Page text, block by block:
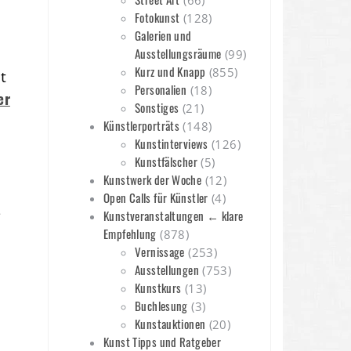
Fotokunst (128)
Galerien und
Ausstellungsräume (99)
Kurz und Knapp (855)
Personalien (18)
Sonstiges (21)
Künstlerporträts (148)
Kunstinterviews (126)
Kunstfälscher(5)
Kunstwerk der Woche (12)
Open Calls für Künstler (4)
Kunstveranstaltungen ← klare
Empfehlung (878)
Vernissage (253)
Ausstellungen (753)
Kunstkurs (13)
Buchlesung (3)
Kunstauktionen (20)
Kunst Tipps und Ratgeber